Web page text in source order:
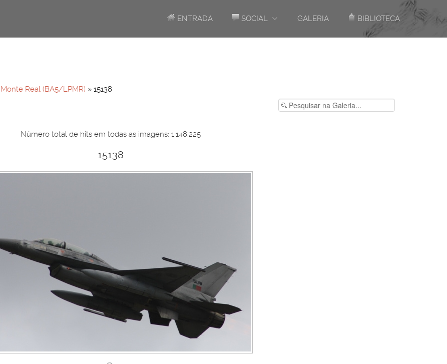
ENTRADA SOCIAL GALERIA BIBLIOTECA
Monte Real (BA5/LPMR) » 15138
Número total de hits em todas as imagens: 1,148,225
15138